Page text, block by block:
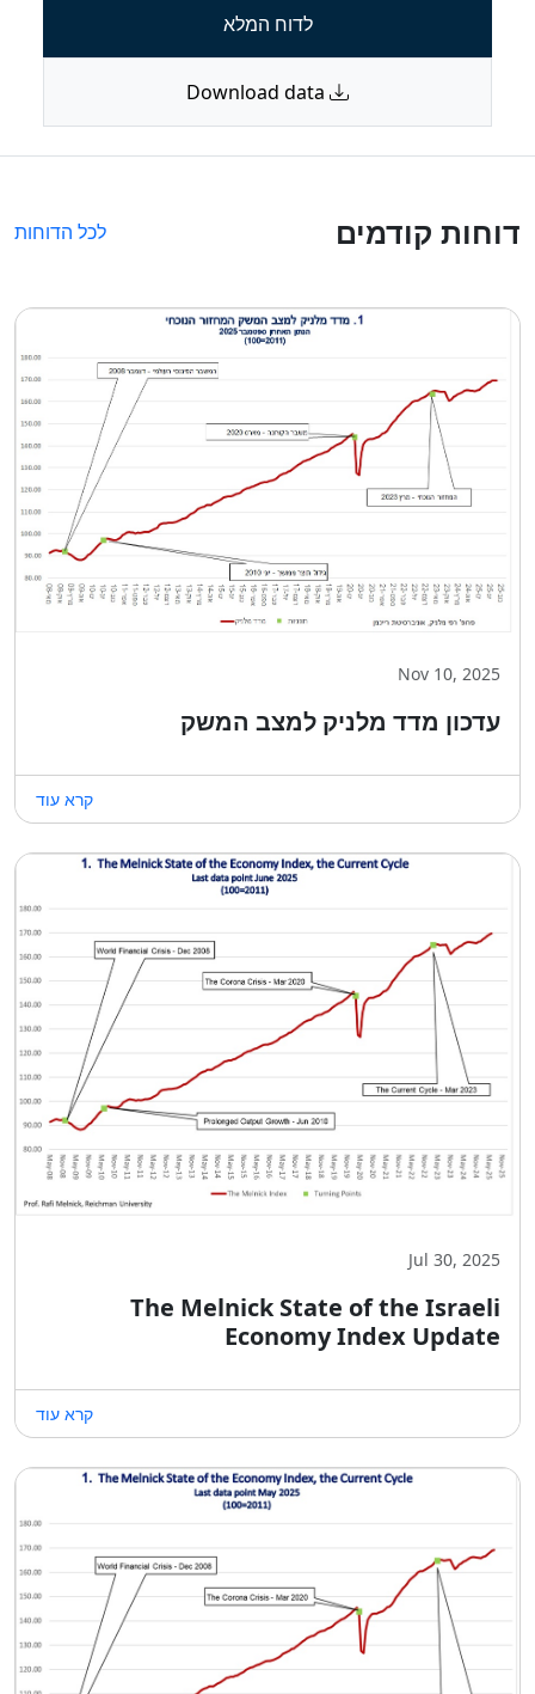
לדוח המלא
דוחות קודמים לכל הדוחות
Nov 10, 2025
עדכון מדד מלניק למצב המשק
קרא עוד
Jul 30, 2025
The Melnick State of the Israeli
Economy Index Update
קרא עוד